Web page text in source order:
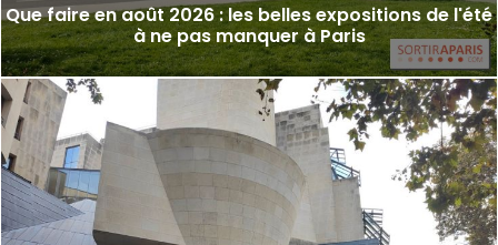
Que faire en août 2026 : les belles expositions de l'été
à ne pas manquer à Paris